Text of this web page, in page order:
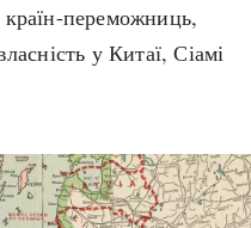
переможниць,
у Китаї, Сіамі